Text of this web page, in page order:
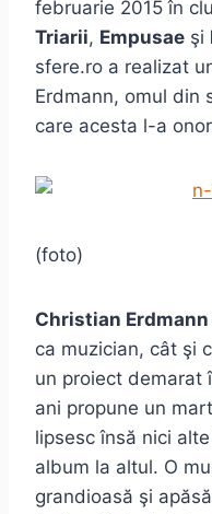
februarie 2015 în
Triarii, Empusae şi
sfere.ro a realizat
Erdmann, omul din
care acesta l-a
(foto)
Christian Erdmann
ca muzician, cât şi
un proiect demarat
ani propune un
lipsesc însă nici
album la altul. O
grandioasă şi